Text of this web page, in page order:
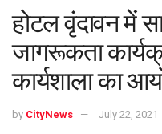
होटल वृंदावन में
जागरूकता
कार्यशाला का
by CityNews July 22, 2021